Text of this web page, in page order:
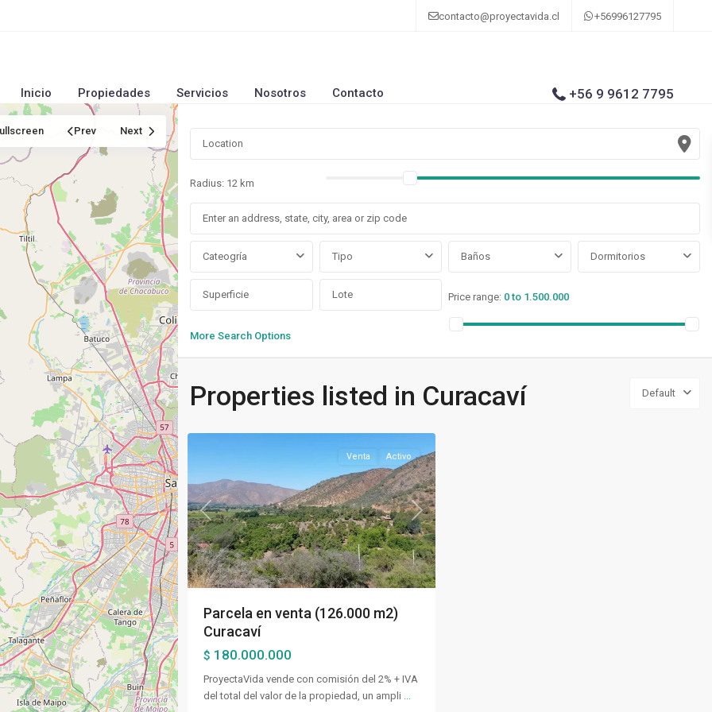
contacto@proyectavida.cl +56996127795
Inicio Propiedades Servicios Nosotros Contacto +56 9 9612 7795
Prev Next
Radius: 12 km
Cateogría Tipo Baños Dormitorios
Price range: 0 to 1.500.000
More Search Options
Default
Properties listed in Curacaví
9
Previous Next
Venta Activo
Parcela en venta (126.000 m2)
Curacaví
$ 180.000.000
ProyectaVida vende con comisión del 2% + IVA
del total del valor de la propiedad, un ampli